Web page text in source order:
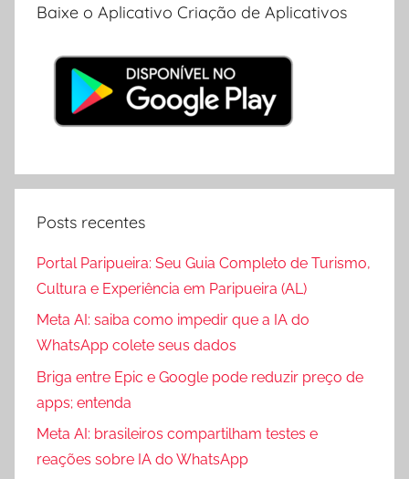
Baixe o Aplicativo Criação de Aplicativos
Posts recentes
Portal Paripueira: Seu Guia Completo de Turismo,
Cultura e Experiência em Paripueira (AL)
Meta AI: saiba como impedir que a IA do
WhatsApp colete seus dados
Briga entre Epic e Google pode reduzir preço de
apps; entenda
Meta AI: brasileiros compartilham testes e
reações sobre IA do WhatsApp